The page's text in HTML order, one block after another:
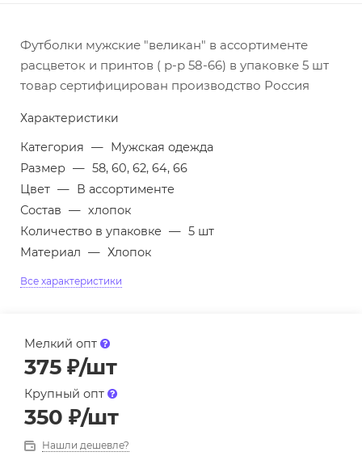
Футболки мужские "великан" в ассортименте
расцветок и принтов ( р-р 58-66) в упаковке 5 шт
товар сертифицирован производство Россия
Характеристики
Категория — Мужская одежда
Размер — 58, 60, 62, 64, 66
Цвет — В ассортименте
Состав — хлопок
Количество в упаковке — 5 шт
Материал — Хлопок
Все характеристики
Мелкий опт
375 ₽/шт
Крупный опт
350 ₽/шт
Нашли дешевле?